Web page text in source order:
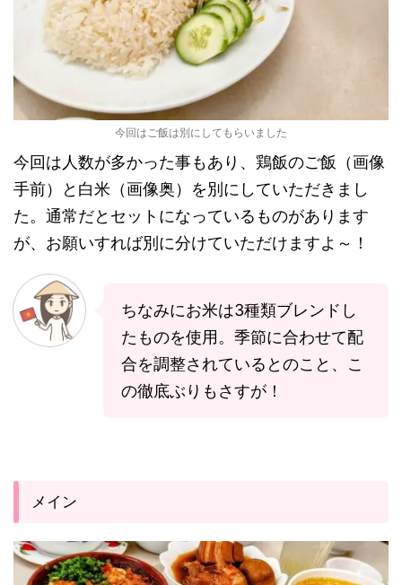
今回はご飯は別にしてもらいました
今回は人数が多かった事もあり、鶏飯のご飯（画像
手前）と白米（画像奥）を別にしていただきまし
た。通常だとセットになっているものがあります
が、お願いすれば別に分けていただけますよ～！
ちなみにお米は3種類ブレンドし
たものを使用。季節に合わせて配
合を調整されているとのこと、こ
の徹底ぶりもさすが！
メイン